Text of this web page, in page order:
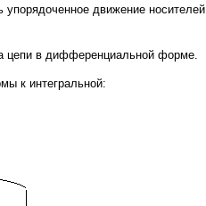
движение носителей
цепи в дифференциальной форме.
к интегральной: